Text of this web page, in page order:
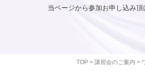
TOP> 講習会のご案内 >
当ページから参加お申し込み頂